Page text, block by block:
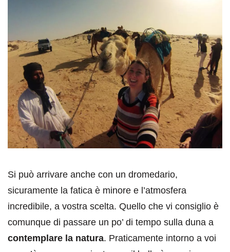
Si può arrivare anche con un dromedario,
sicuramente la fatica è minore e l’atmosfera
incredibile, a vostra scelta. Quello che vi consiglio è
comunque di passare un po’ di tempo sulla duna a
contemplare la natura. Praticamente intorno a voi